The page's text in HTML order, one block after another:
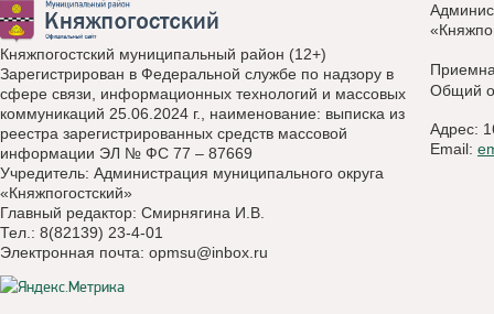
Княжпогостский муниципальный район (12+)
Зарегистрирован в Федеральной службе по надзору в
сфере связи, информационных технологий и массовых
коммуникаций 25.06.2024 г., наименование: выписка из
реестра зарегистрированных средств массовой
информации ЭЛ № ФС 77 – 87669
Учредитель: Администрация муниципального округа
«Княжпогостский»
Главный редактор: Смирнягина И.В.
Тел.: 8(82139) 23-4-01
Электронная почта: opmsu@inbox.ru
Общий
Адрес:
Email: